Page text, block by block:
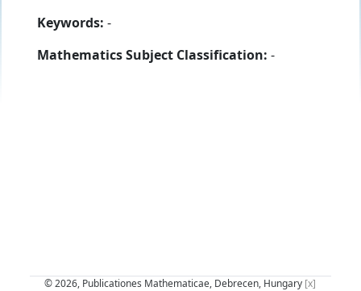
Keywords: -
Mathematics Subject Classification: -
© 2026, Publicationes Mathematicae, Debrecen, Hungary [x]